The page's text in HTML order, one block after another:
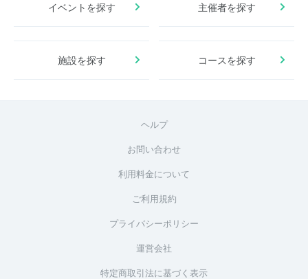
イベントを探す 主催者を探す
施設を探す コースを探す
ヘルプ
お問い合わせ
利用料金について
ご利用規約
プライバシーポリシー
運営会社
特定商取引法に基づく表示